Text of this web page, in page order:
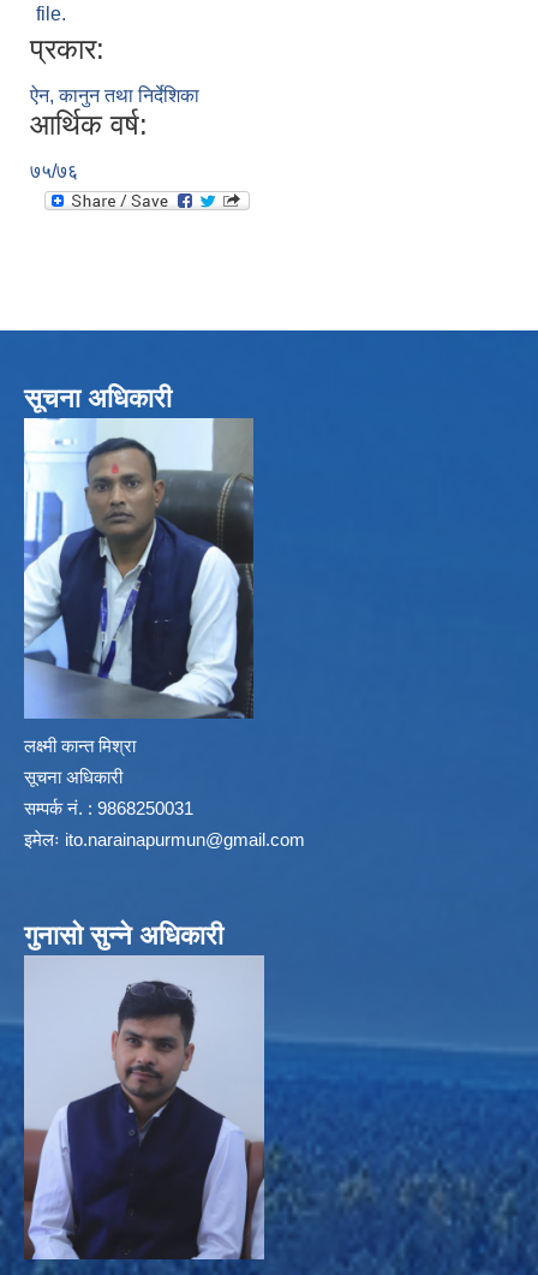
file.
प्रकार:
ऐन, कानुन तथा निर्देशिका
आर्थिक वर्ष:
७५/७६
सूचना अधिकारी
लक्ष्मी कान्त मिश्रा
सूचना अधिकारी
सम्पर्क नं. : 9868250031
इमेलः ito.narainapurmun@gmail.com
गुनासो सुन्ने अधिकारी